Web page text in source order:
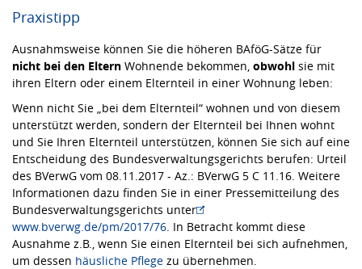
Praxistipp
Ausnahmsweise können Sie die höheren BAföG-Sätze für
nicht bei den Eltern Wohnende bekommen, obwohl sie mit
ihren Eltern oder einem Elternteil in einer Wohnung leben:
Wenn nicht Sie „bei dem Elternteil“ wohnen und von diesem
unterstützt werden, sondern der Elternteil bei Ihnen wohnt
und Sie Ihren Elternteil unterstützen, können Sie sich auf eine
Entscheidung des Bundesverwaltungsgerichts berufen: Urteil
des BVerwG vom 08.11.2017 - Az.: BVerwG 5 C 11.16. Weitere
Informationen dazu finden Sie in einer Pressemitteilung des
Bundesverwaltungsgerichts unter
www.bverwg.de/pm/2017/76. In Betracht kommt diese
Ausnahme z.B., wenn Sie einen Elternteil bei sich aufnehmen,
um dessen häusliche Pflege zu übernehmen.